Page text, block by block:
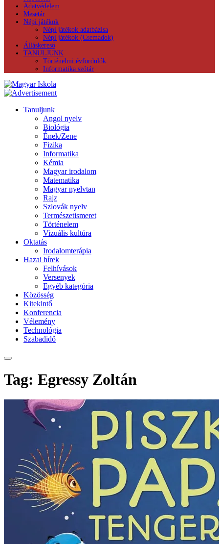
Adatvédelem
Mesetár
Népi játékok
Népi játékok adatbázisa
Népi játékok (Csemadok)
Álláskereső
TANULJUNK
Történelmi évfordulók
Informatika szótár
Tanuljunk
Angol nyelv
Biológia
Ének/Zene
Fizika
Informatika
Kémia
Magyar irodalom
Matematika
Magyar nyelvtan
Rajz
Szlovák nyelv
Természetismeret
Történelem
Vizuális kultúra
Oktatás
Irodalomterápia
Hazai hírek
Felhívások
Versenyek
Egyéb kategória
Közösség
Kitekintő
Konferencia
Vélemény
Technológia
Szabadidő
Tag: Egressy Zoltán